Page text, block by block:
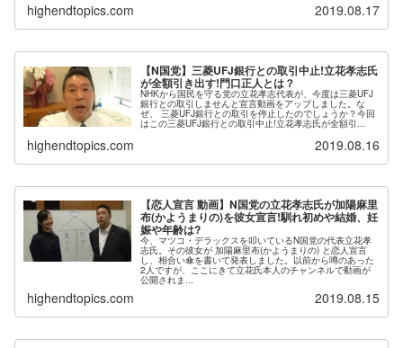
highendtopics.com 2019.08.17
【N国党】三菱UFJ銀行との取引中止!立花孝志氏
が全額引き出す!門口正人とは？
NHKから国民を守る党の立花孝志代表が、今度は三菱UFJ
銀行との取引しませんと宣言動画をアップしました。な
ぜ、 三菱UFJ銀行との取引を停止したのでしょうか？今回
はこの三菱UFJ銀行との取引中止!立花孝志氏が全額引...
highendtopics.com 2019.08.16
【恋人宣言 動画】N国党の立花孝志氏が加陽麻里
布(かようまりの)を彼女宣言!馴れ初めや結婚、妊
娠や年齢は?
今、マツコ・デラックスを叩いているN国党の代表立花孝
志氏。その彼女が 加陽麻里布(かようまりの) と恋人宣言
し、相合い傘を書いて発表しました。以前から噂のあった
2人ですが、ここにきて立花氏本人のチャンネルで動画が
公開されま...
highendtopics.com 2019.08.15